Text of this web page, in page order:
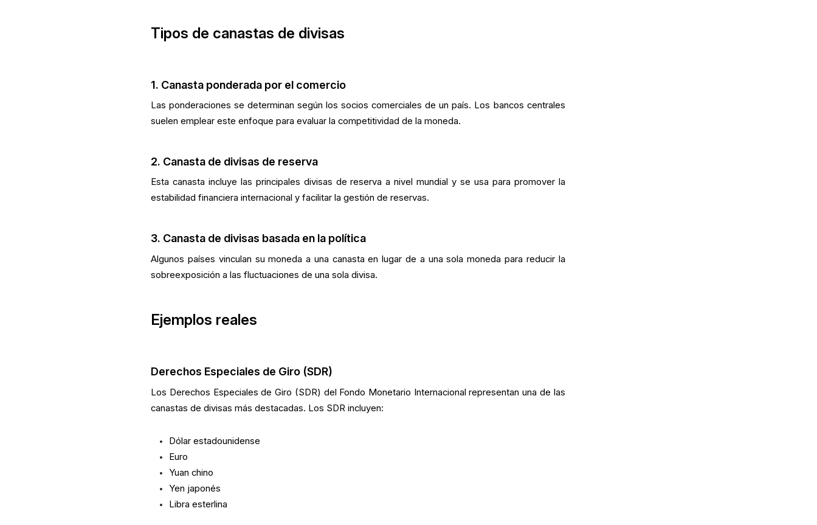
Tipos de canastas de divisas
1. Canasta ponderada por el comercio
Las ponderaciones se determinan según los socios comerciales de un país. Los bancos centrales
suelen emplear este enfoque para evaluar la competitividad de la moneda.
2. Canasta de divisas de reserva
Esta canasta incluye las principales divisas de reserva a nivel mundial y se usa para promover la
estabilidad financiera internacional y facilitar la gestión de reservas.
3. Canasta de divisas basada en la política
Algunos países vinculan su moneda a una canasta en lugar de a una sola moneda para reducir la
sobreexposición a las fluctuaciones de una sola divisa.
Ejemplos reales
Derechos Especiales de Giro (SDR)
Los Derechos Especiales de Giro (SDR) del Fondo Monetario Internacional representan una de las
canastas de divisas más destacadas. Los SDR incluyen:
Dólar estadounidense
Euro
Yuan chino
Yen japonés
Libra esterlina